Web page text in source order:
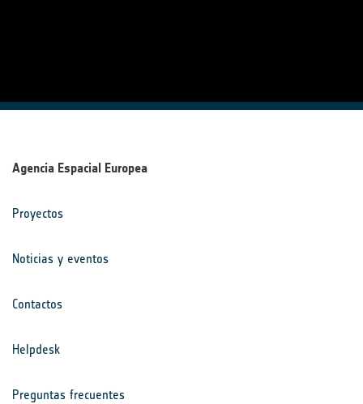
Agencia Espacial Europea
Proyectos
Noticias y eventos
Contactos
Helpdesk
Preguntas frecuentes